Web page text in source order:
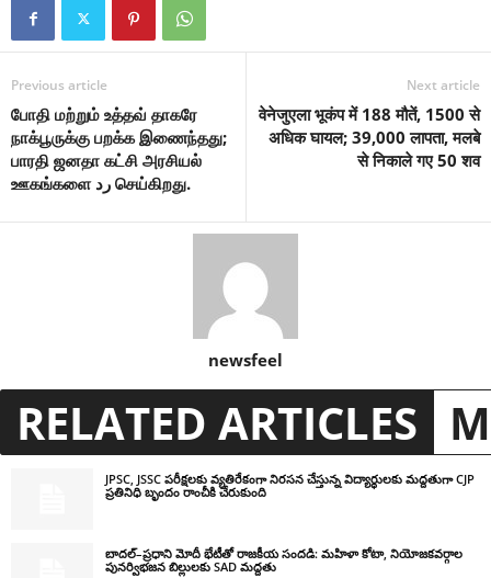
Previous article
போதி மற்றும் உத்தவ் தாகரே
நாக்பூருக்கு பறக்க இணைந்தது;
பாரதி ஜனதா கட்சி அரசியல்
ஊகங்களை رد செய்கிறது.
Next article
वेनेजुएला भूकंप में 188 मौतें, 1500 से
अधिक घायल; 39,000 लापता, मलबे
से निकाले गए 50 शव
newsfeel
RELATED ARTICLES
JPSC, JSSC పరీక్షలకు వ్యతిరేకంగా నిరసన చేస్తున్న విద్యార్థులకు మద్దతుగా CJP
ప్రతినిధి బృందం రాంచీకి చేరుకుంది
బాదల్–ప్రధాని మోదీ భేటీతో రాజకీయ సందడి: మహిళా కోటా, నియోజకవర్గాల
పునర్విభజన బిల్లులకు SAD మద్దతు